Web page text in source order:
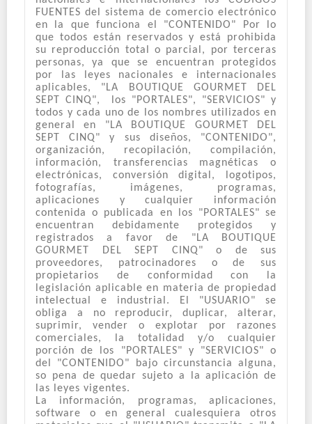
FUENTES del sistema de comercio electrónico
en la que funciona el "CONTENIDO" Por lo
que todos están reservados y está prohibida
su reproducción total o parcial, por terceras
personas, ya que se encuentran protegidos
por las leyes nacionales e internacionales
aplicables, "LA BOUTIQUE GOURMET DEL
SEPT CINQ", los "PORTALES", "SERVICIOS" y
todos y cada uno de los nombres utilizados en
general en "LA BOUTIQUE GOURMET DEL
SEPT CINQ" y sus diseños, "CONTENIDO",
organización, recopilación, compilación,
información, transferencias magnéticas o
electrónicas, conversión digital, logotipos,
fotografías, imágenes, programas,
aplicaciones y cualquier información
contenida o publicada en los "PORTALES" se
encuentran debidamente protegidos y
registrados a favor de "LA BOUTIQUE
GOURMET DEL SEPT CINQ" o de sus
proveedores, patrocinadores o de sus
propietarios de conformidad con la
legislación aplicable en materia de propiedad
intelectual e industrial. El "USUARIO" se
obliga a no reproducir, duplicar, alterar,
suprimir, vender o explotar por razones
comerciales, la totalidad y/o cualquier
porción de los "PORTALES" y "SERVICIOS" o
del "CONTENIDO" bajo circunstancia alguna,
so pena de quedar sujeto a la aplicación de
las leyes vigentes.
La información, programas, aplicaciones,
software o en general cualesquiera otros